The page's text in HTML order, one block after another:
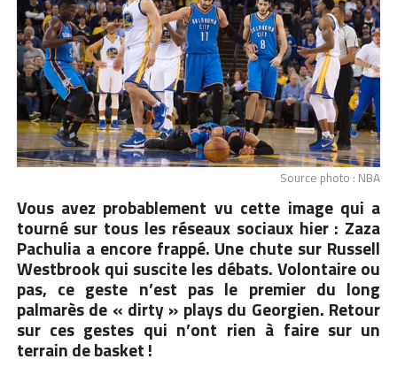
Source photo : NBA
Vous avez probablement vu cette image qui a
tourné sur tous les réseaux sociaux hier : Zaza
Pachulia a encore frappé. Une chute sur Russell
Westbrook qui suscite les débats. Volontaire ou
pas, ce geste n’est pas le premier du long
palmarès de « dirty » plays du Georgien. Retour
sur ces gestes qui n’ont rien à faire sur un
terrain de basket !